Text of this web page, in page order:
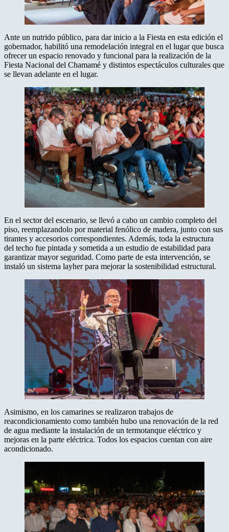
Ante un nutrido público, para dar inicio a la Fiesta en esta edición el
gobernador, habilitó una remodelación integral en el lugar que busca
ofrecer un espacio renovado y funcional para la realización de la
Fiesta Nacional del Chamamé y distintos espectáculos culturales que
se llevan adelante en el lugar.
En el sector del escenario, se llevó a cabo un cambio completo del
piso, reemplazandolo por material fenólico de madera, junto con sus
tirantes y accesorios correspondientes. Además, toda la estructura
del techo fue pintada y sometida a un estudio de estabilidad para
garantizar mayor seguridad. Como parte de esta intervención, se
instaló un sistema layher para mejorar la sostenibilidad estructural.
Asimismo, en los camarines se realizaron trabajos de
reacondicionamiento como también hubo una renovación de la red
de agua mediante la instalación de un termotanque eléctrico y
mejoras en la parte eléctrica. Todos los espacios cuentan con aire
acondicionado.